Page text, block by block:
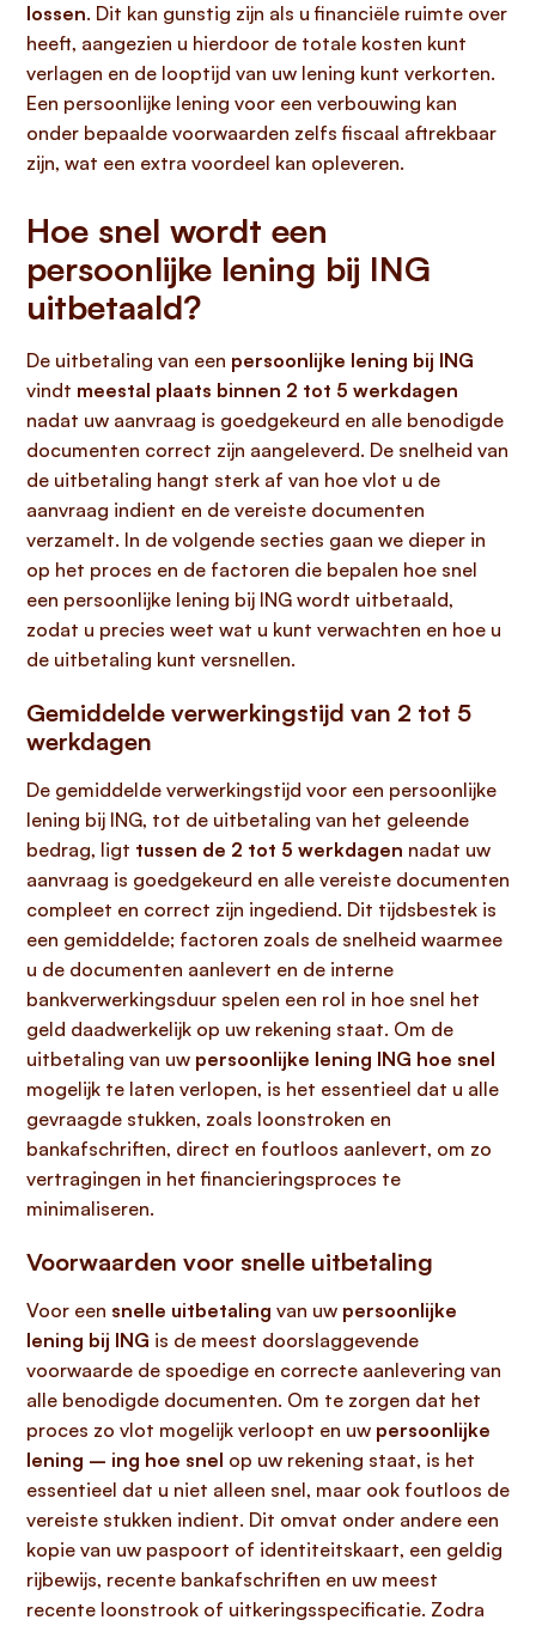
lossen. Dit kan gunstig zijn als u financiële ruimte over
heeft, aangezien u hierdoor de totale kosten kunt
verlagen en de looptijd van uw lening kunt verkorten.
Een persoonlijke lening voor een verbouwing kan
onder bepaalde voorwaarden zelfs fiscaal aftrekbaar
zijn, wat een extra voordeel kan opleveren.
Hoe snel wordt een
persoonlijke lening bij ING
uitbetaald?
De uitbetaling van een persoonlijke lening bij ING
vindt meestal plaats binnen 2 tot 5 werkdagen
nadat uw aanvraag is goedgekeurd en alle benodigde
documenten correct zijn aangeleverd. De snelheid van
de uitbetaling hangt sterk af van hoe vlot u de
aanvraag indient en de vereiste documenten
verzamelt. In de volgende secties gaan we dieper in
op het proces en de factoren die bepalen hoe snel
een persoonlijke lening bij ING wordt uitbetaald,
zodat u precies weet wat u kunt verwachten en hoe u
de uitbetaling kunt versnellen.
Gemiddelde verwerkingstijd van 2 tot 5
werkdagen
De gemiddelde verwerkingstijd voor een persoonlijke
lening bij ING, tot de uitbetaling van het geleende
bedrag, ligt tussen de 2 tot 5 werkdagen nadat uw
aanvraag is goedgekeurd en alle vereiste documenten
compleet en correct zijn ingediend. Dit tijdsbestek is
een gemiddelde; factoren zoals de snelheid waarmee
u de documenten aanlevert en de interne
bankverwerkingsduur spelen een rol in hoe snel het
geld daadwerkelijk op uw rekening staat. Om de
uitbetaling van uw persoonlijke lening ING hoe snel
mogelijk te laten verlopen, is het essentieel dat u alle
gevraagde stukken, zoals loonstroken en
bankafschriften, direct en foutloos aanlevert, om zo
vertragingen in het financieringsproces te
minimaliseren.
Voorwaarden voor snelle uitbetaling
Voor een snelle uitbetaling van uw persoonlijke
lening bij ING is de meest doorslaggevende
voorwaarde de spoedige en correcte aanlevering van
alle benodigde documenten. Om te zorgen dat het
proces zo vlot mogelijk verloopt en uw persoonlijke
lening – ing hoe snel op uw rekening staat, is het
essentieel dat u niet alleen snel, maar ook foutloos de
vereiste stukken indient. Dit omvat onder andere een
kopie van uw paspoort of identiteitskaart, een geldig
rijbewijs, recente bankafschriften en uw meest
recente loonstrook of uitkeringsspecificatie. Zodra